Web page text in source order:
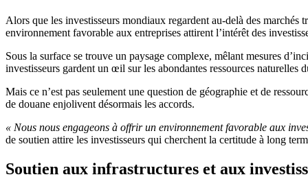
Alors que les investisseurs mondiaux regardent au-delà des marchés
environnement favorable aux entreprises attirent l’intérêt des
Sous la surface se trouve un paysage complexe, mêlant mesures
investisseurs gardent un œil sur les abondantes ressources naturelles
Mais ce n’est pas seulement une question de géographie et de
de douane enjolivent désormais les accords.
« Nous nous engageons à offrir un environnement favorable aux
de soutien attire les investisseurs qui cherchent la certitude à long
Soutien aux infrastructures et aux